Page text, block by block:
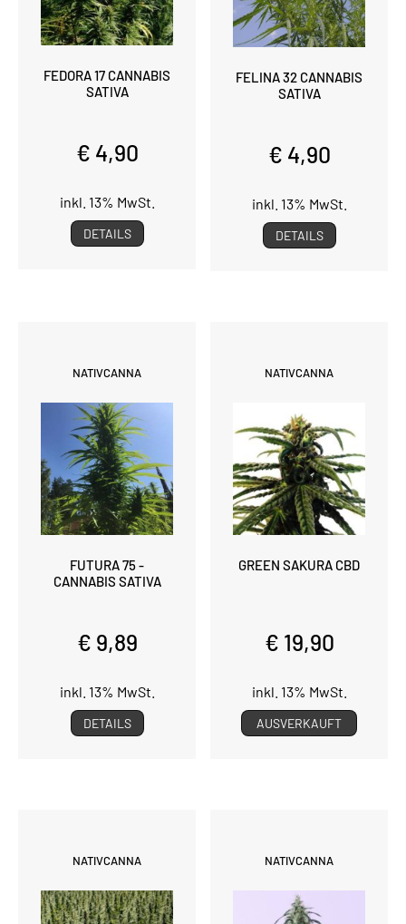
FEDORA 17 CANNABIS
SATIVA
€ 4,90
inkl. 13% MwSt.
DETAILS
FELINA 32 CANNABIS
SATIVA
€ 4,90
inkl. 13% MwSt.
DETAILS
NATIVCANNA
FUTURA 75 -
CANNABIS SATIVA
€ 9,89
inkl. 13% MwSt.
DETAILS
NATIVCANNA
GREEN SAKURA CBD
€ 19,90
inkl. 13% MwSt.
AUSVERKAUFT
NATIVCANNA NATIVCANNA